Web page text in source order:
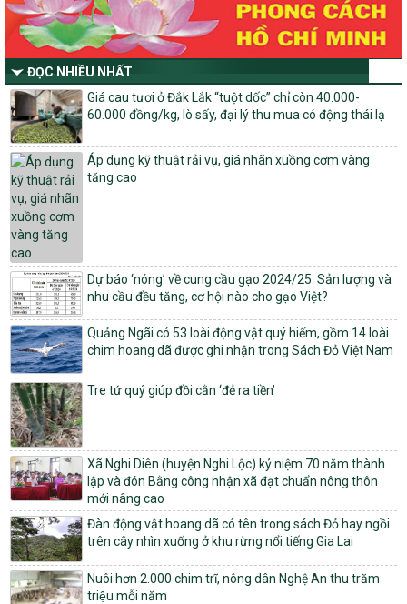
mục tiêu quốc gia xây dựng nông thôn mới, giảm nghèo bền
vững và phát triển kinh tế – xã hội vùng đồng bào dân tộc thiểu
số và miền núi giai đoạn 2026-2030 thuộc phạm vi quản lý nhà
nước của Bộ Nông nghiệp và Môi trường
Quyết định số: 26/2026/QĐ-TTg
Quyết định ban hành Bộ tiêu chí và quy trình đánh giá, phân hạng
sản phẩm Mỗi xã một sản phẩm
số: 19/2026/QĐ-TTg
Quy định điều kiện, trình tự, thủ tục, hồ sơ xét, công nhận, công bố
và thu hồi quyết định công nhận xã đạt chuẩn nông thôn mới, xã
đạt nông thôn mới hiện đại và tỉnh, thành phố hoàn thành nhiệm
vụ xây dựng nông thôn mới giai đoạn 2026 – 2030
Quyết định số 16/2026/QĐ-TTg
Quy định nguyên tắc, tiêu chí, định mức phân bổ ngân sách trung
ương và tỉ lệ vốn đối ứng ngân sách của địa phương thực hiện
Chương trình mục tiêu quốc gia xây dựng nông thôn mới, giảm
nghèo bền vững và phát triển kinh tế – xã hội vùng đồng bào dân
tộc thiểu số và miền núi giai đoạn 2026 – 2030
1451/QĐ-UBND
Phê duyệt danh sách các xã thuộc nhóm 1, nhóm 2, nhóm 3
trong xây dựng nông thôn mới giai đoạn 2026-2030 trên địa bàn
tỉnh Nghệ An
103/PTNT-NTM
Về việc đăng ký thực hiện Dự án liên kết theo chuỗi giá trị thuộc
Dự án 2 – Chương trình Mục tiêu quốc gia Giảm nghèo bền vững
giai đoạn 2021-2025 được kéo dài sang năm 2026
827/QĐ-BNNMT
Quyết định Ban hành Kế hoạch triển khai thực hiện Chương trình
mục tiêu quốc gia xây dựng nông thôn mới, giảm nghèo bền
vững và phát triển kinh tế – xã hội vùng đồng bào dân tộc thiểu
số và miền núi giai đoạn 2026-2035, giai đoạn I: Từ năm 2026
ĐỌC NHIỀU NHẤT
Giá cau tươi ở Đắk Lắk “tuột dốc” chỉ còn 40.000-
60.000 đồng/kg, lò sấy, đại lý thu mua có động thái lạ
Áp dụng kỹ thuật rải vụ, giá nhãn xuồng cơm vàng
tăng cao
Dự báo ‘nóng’ về cung cầu gạo 2024/25: Sản lượng và
nhu cầu đều tăng, cơ hội nào cho gạo Việt?
Quảng Ngãi có 53 loài động vật quý hiếm, gồm 14 loài
chim hoang dã được ghi nhận trong Sách Đỏ Việt Nam
Tre tứ quý giúp đồi cằn ‘đẻ ra tiền’
Xã Nghi Diên (huyện Nghi Lộc) kỷ niệm 70 năm thành
lập và đón Bằng công nhận xã đạt chuẩn nông thôn
mới nâng cao
Đàn động vật hoang dã có tên trong sách Đỏ hay ngồi
trên cây nhìn xuống ở khu rừng nổi tiếng Gia Lai
Nuôi hơn 2.000 chim trĩ, nông dân Nghệ An thu trăm
triệu mỗi năm